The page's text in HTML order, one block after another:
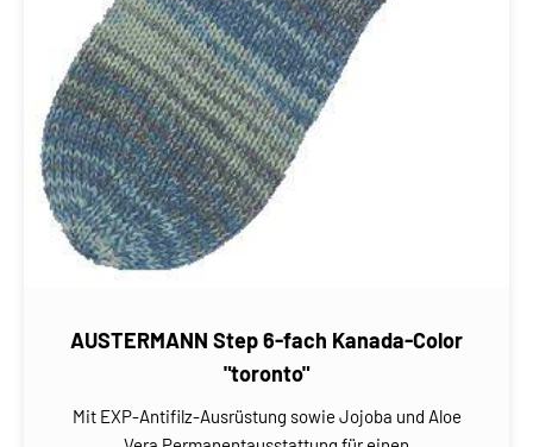
AUSTERMANN Step 6-fach Kanada-Color
"toronto"
Mit EXP-Antifilz-Ausrüstung sowie Jojoba und Aloe